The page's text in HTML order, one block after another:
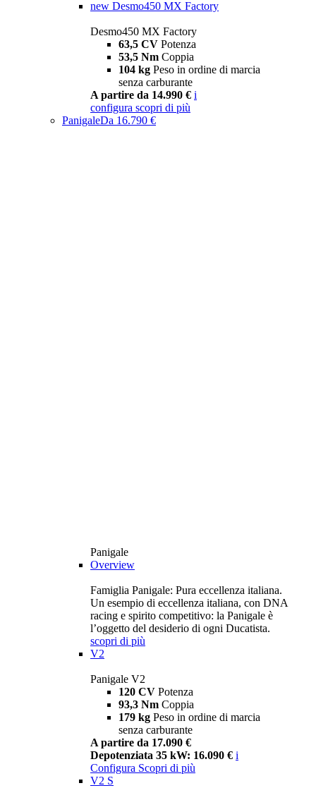
new Desmo450 MX Factory
Desmo450 MX Factory
63,5 CV Potenza
53,5 Nm Coppia
104 kg Peso in ordine di marcia
senza carburante
A partire da 14.990 € i
configura scopri di più
PanigaleDa 16.790 €
Panigale
Overview
Famiglia Panigale: Pura eccellenza italiana.
Un esempio di eccellenza italiana, con DNA
racing e spirito competitivo: la Panigale è
l’oggetto del desiderio di ogni Ducatista.
scopri di più
V2
Panigale V2
120 CV Potenza
93,3 Nm Coppia
179 kg Peso in ordine di marcia
senza carburante
A partire da 17.090 €
Depotenziata 35 kW: 16.090 € i
Configura Scopri di più
V2 S